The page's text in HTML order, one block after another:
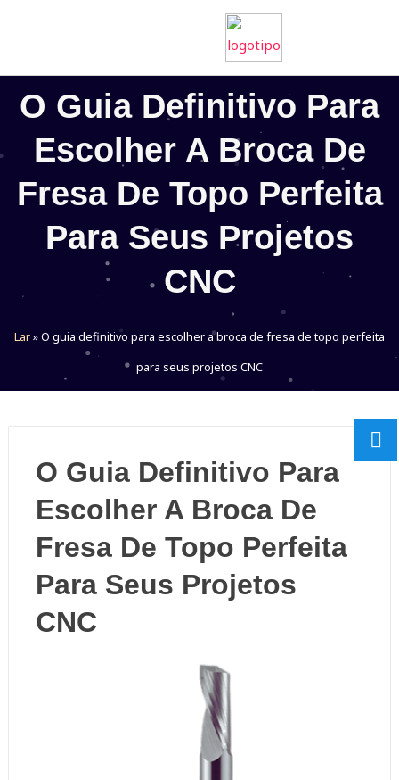
o
conteúdo
O Guia Definitivo Para
Escolher A Broca De
Fresa De Topo Perfeita
Para Seus Projetos
CNC
Lar»O guia definitivo para escolher a broca de fresa de topo perfeita
para seus projetos CNC
O Guia Definitivo Para
Escolher A Broca De
Fresa De Topo Perfeita
Para Seus Projetos
CNC